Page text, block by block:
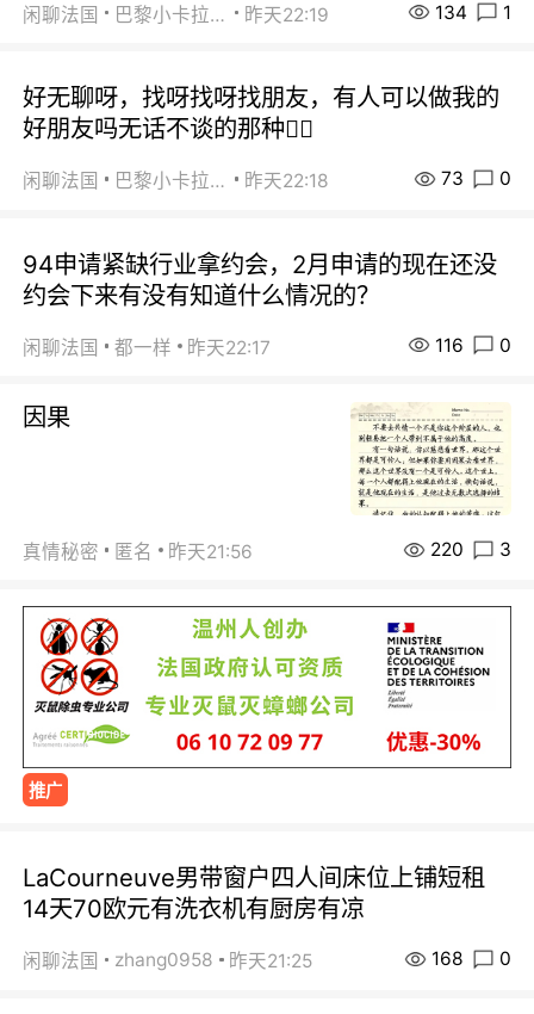
闲聊法国 巴黎小卡拉咪 昨天22:19 134 1
好无聊呀，找呀找呀找朋友，有人可以做我的
好朋友吗无话不谈的那种😮‍💨
闲聊法国 巴黎小卡拉咪 昨天22:18 73 0
94申请紧缺行业拿约会，2月申请的现在还没
约会下来有没有知道什么情况的？
闲聊法国 都一样 昨天22:17 116 0
因果
真情秘密 匿名 昨天21:56 220 3
推广
LaCourneuve男带窗户四人间床位上铺短租
14天70欧元有洗衣机有厨房有凉
闲聊法国 zhang0958 昨天21:25 168 0